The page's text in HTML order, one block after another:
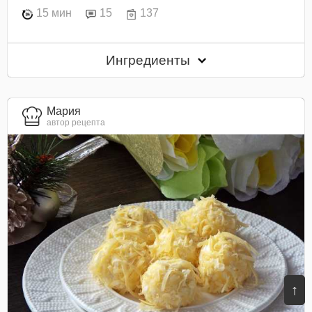
↑
15 мин 15 137
Ингредиенты
Мария
автор рецепта